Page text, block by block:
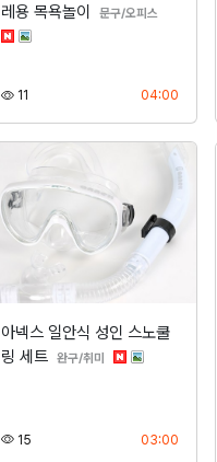
레용 목욕놀이
문구/오피스분류
11조회 04:00
아넥스 일안식 성인 스노쿨
링 세트 완구/취미분류
15조회 03:00